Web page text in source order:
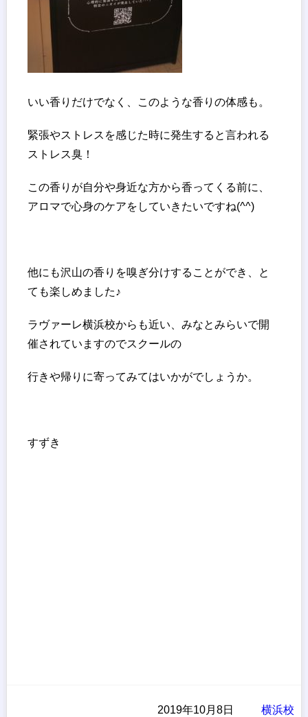
いい香りだけでなく、このような香りの体感も。
緊張やストレスを感じた時に発生すると言われる
ストレス臭！
この香りが自分や身近な方から香ってくる前に、
アロマで心身のケアをしていきたいですね(^^)
他にも沢山の香りを嗅ぎ分けすることができ、と
ても楽しめました♪
ラヴァーレ横浜校からも近い、みなとみらいで開
催されていますのでスクールの
行きや帰りに寄ってみてはいかがでしょうか。
すずき
横浜校
2019年10月8日